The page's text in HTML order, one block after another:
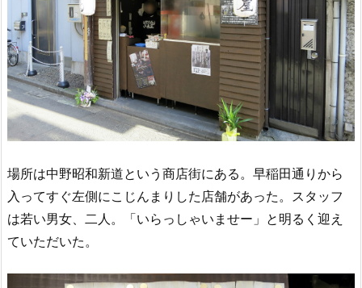
場所は中野昭和新道という商店街にある。早稲田通りから
入ってすぐ左側にこじんまりした店舗があった。スタッフ
は若い男女、二人。「いらっしゃいませー」と明るく迎え
ていただいた。